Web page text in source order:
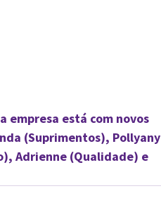
empresa está com novos
(Suprimentos), Pollyany
Adrienne (Qualidade) e